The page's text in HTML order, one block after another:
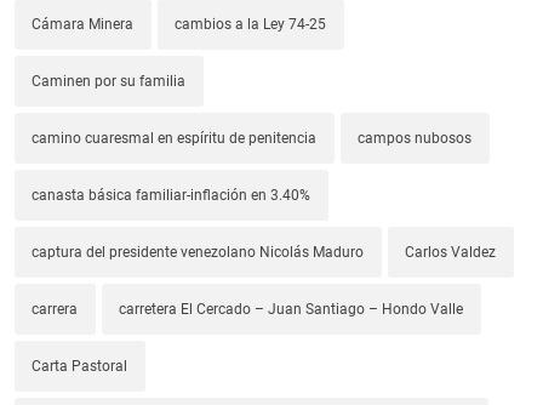
Cámara Minera cambios a la Ley 74-25
Caminen por su familia
camino cuaresmal en espíritu de penitencia campos nubosos
canasta básica familiar-inflación en 3.40%
captura del presidente venezolano Nicolás Maduro Carlos Valdez
carrera carretera El Cercado – Juan Santiago – Hondo Valle
Carta Pastoral